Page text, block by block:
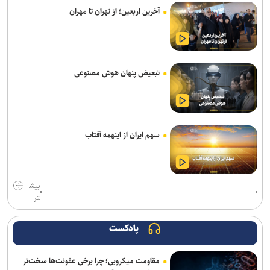
عارف: هوش مصنوعی زیرساخت حکمرانی متوازن و جهش اقتصادی کشور
است
ذوالقدر: هرگز کوتاه نمی آییم؛ چه در جنگ و چه در مذاکره
المیادین: درگیری‌های شدید میان تروریست‌های جولانی در ادلب/ تداوم
تجاوزات اشغالگران صهیونیست در جنوب سوریه
تظاهرات هزاران نفری علیه دولت «مرتس» در آلمان
سرطان به استخوان‌های جو بایدن سرایت کرده است
دریادار ایرانی: خبرنگاران مجاهدان میدان آگاهی‌بخشی و تبیین حقیقت
هشدار درباره کاهش شدید ذخایر موشک‌های پاتریوت آمریکا و کشور‌های
دریادار سیاری: امروز هر خبر دقیق، تیری بر قلب امپراطوری دروغ است
آخرین اربعین؛ از تهران تا مهران
تبعیض پنهان هوش مصنوعی
سهم ایران از اینهمه آفتاب
بیش
تر
پادکست
مقاومت میکروبی؛ چرا برخی عفونت‌ها سخت‌تر